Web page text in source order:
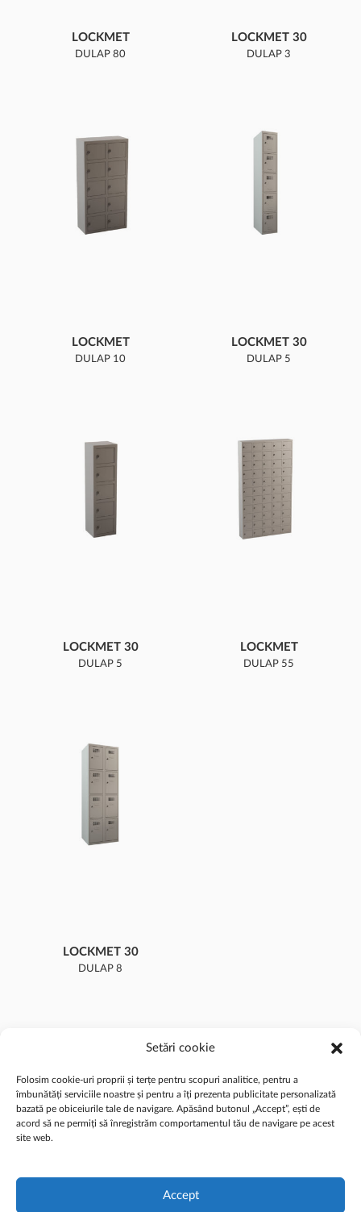
Setări cookie
Folosim cookie-uri proprii și terțe pentru scopuri analitice, pentru a
îmbunătăți serviciile noastre și pentru a îți prezenta publicitate personalizată
bazată pe obiceiurile tale de navigare. Apăsând butonul „Accept”, ești de
acord să ne permiți să înregistrăm comportamentul tău de navigare pe acest
site web.
Accept
LOCKMET
DULAP 80
LOCKMET 30
DULAP 3
LOCKMET
DULAP 10
LOCKMET 30
DULAP 5
LOCKMET 30
DULAP 5
LOCKMET
DULAP 55
LOCKMET 30
DULAP 8